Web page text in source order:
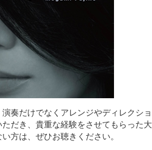
奏だけでなくアレンジやディレクショ
だき、貴重な経験をさせてもらった大
方は、ぜひお聴きください。